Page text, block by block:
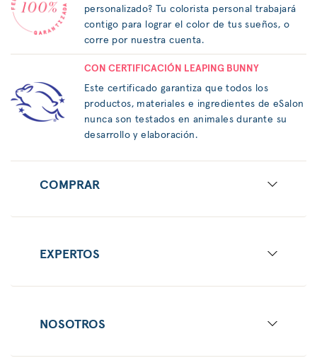
personalizado? Tu colorista personal trabajará
contigo para lograr el color de tus sueños, o
corre por nuestra cuenta.
CON CERTIFICACIÓN LEAPING BUNNY
Este certificado garantiza que todos los
productos, materiales e ingredientes de eSalon
nunca son testados en animales durante su
desarrollo y elaboración.
COMPRAR
EXPERTOS
NOSOTROS